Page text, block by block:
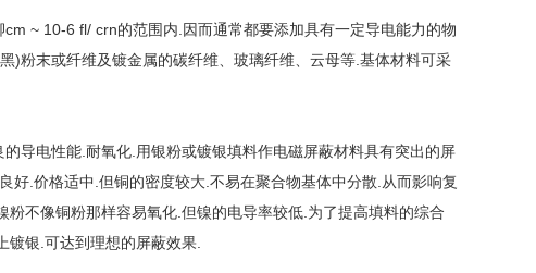
~ 10-6 fl/ crn的范围内.因而通常都要添加具有一定导电能力的物
)粉末或纤维及镀金属的碳纤维、玻璃纤维、云母等.基体材料可采
电性能.耐氧化.用银粉或镀银填料作电磁屏蔽材料具有突出的屏
.价格适中.但铜的密度较大.不易在聚合物基体中分散.从而影响复
不像铜粉那样容易氧化.但镍的电导率较低.为了提高填料的综合
银.可达到理想的屏蔽效果.